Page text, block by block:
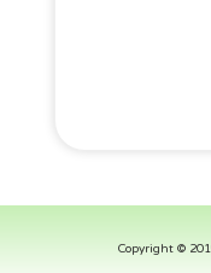
Copyright ©